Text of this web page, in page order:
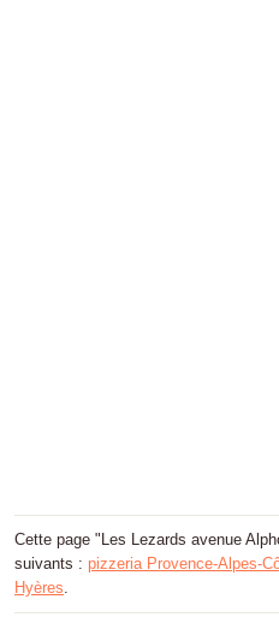
Cette page "Les Lezards avenue
suivants : pizzeria Provence-Alpes-
Hyères.